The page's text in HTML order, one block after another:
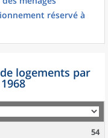
réservé à
logements par
54